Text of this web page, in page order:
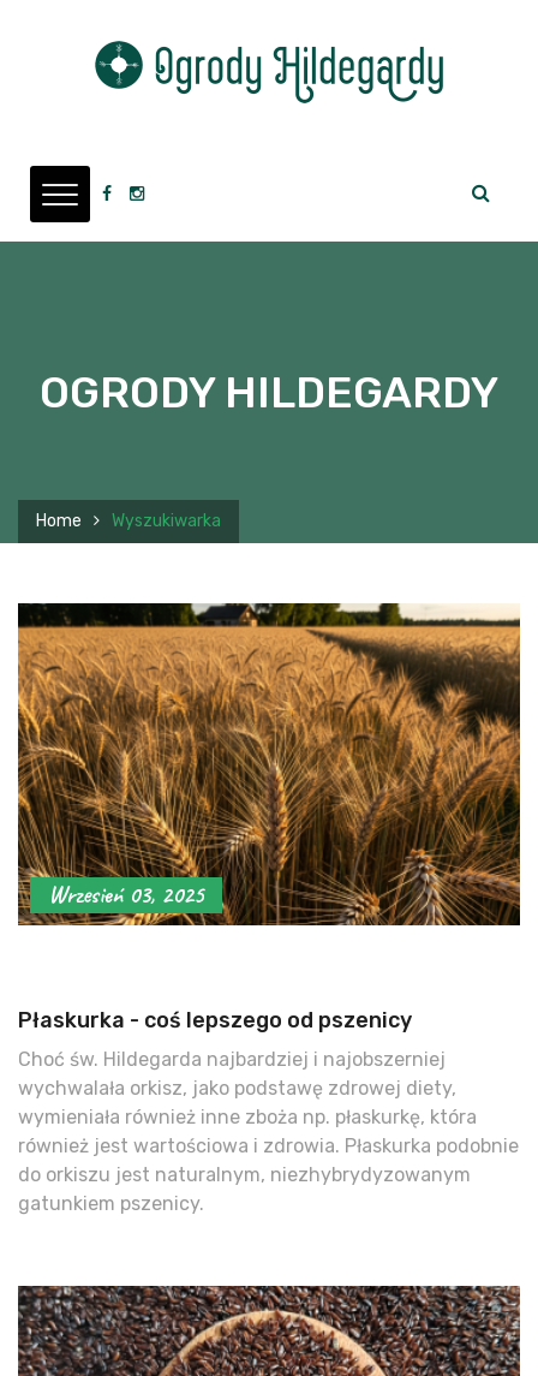
OGRODY HILDEGARDY
Home Wyszukiwarka
Wrzesień 03, 2025
Płaskurka - coś lepszego od pszenicy
Choć św. Hildegarda najbardziej i najobszerniej
wychwalała orkisz, jako podstawę zdrowej diety,
wymieniała również inne zboża np. płaskurkę, która
również jest wartościowa i zdrowia. Płaskurka podobnie
do orkiszu jest naturalnym, niezhybrydyzowanym
gatunkiem pszenicy.